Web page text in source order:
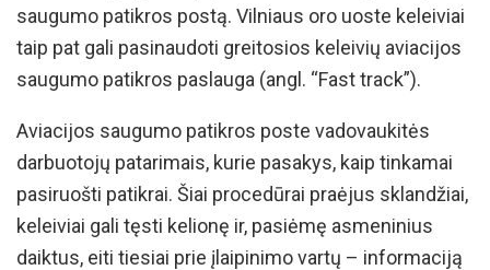
saugumo patikros postą. Vilniaus oro uoste keleiviai
taip pat gali pasinaudoti greitosios keleivių aviacijos
saugumo patikros paslauga (angl. “Fast track”).
Aviacijos saugumo patikros poste vadovaukitės
darbuotojų patarimais, kurie pasakys, kaip tinkamai
pasiruošti patikrai. Šiai procedūrai praėjus sklandžiai,
keleiviai gali tęsti kelionę ir, pasiėmę asmeninius
daiktus, eiti tiesiai prie įlaipinimo vartų – informaciją